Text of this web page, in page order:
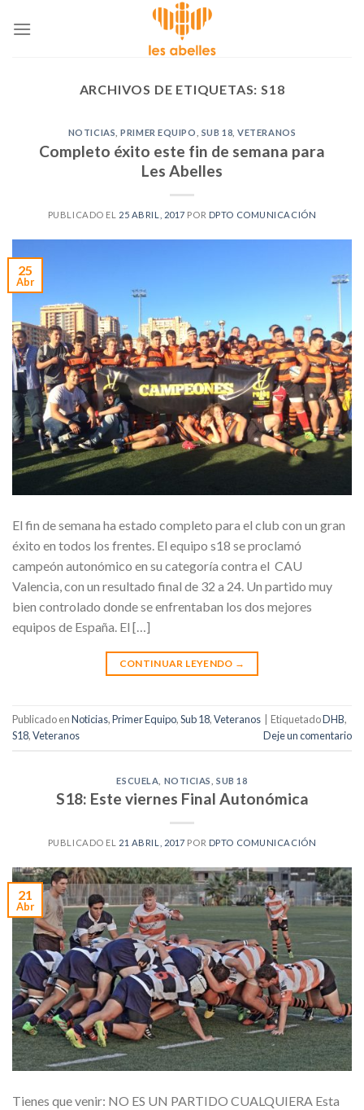
ARCHIVOS DE ETIQUETAS: S18
NOTICIAS ,PRIMER EQUIPO SUB 18 ,VETERANOS
Completo éxito este fin de semana para
Les Abelles
PUBLICADO EL 25 ABRIL, 2017 POR DPTO COMUNICACIÓN
25
Abr
El fin de semana ha estado completo para el club con un gran
éxito en todos los frentes. El equipo s18 se proclamó
campeón autonómico en su categoría contra el CAU
Valencia, con un resultado final de 32 a 24. Un partido muy
bien controlado donde se enfrentaban los dos mejores
equipos de España. El […]
CONTINUAR LEYENDO →
Publicado enNoticias,Primer Equipo,Sub 18,Veteranos EtiquetadoDHB,
S18,Veteranos Deje un comentario
ESCUELA NOTICIAS ,SUB 18
S18: Este viernes Final Autonómica
PUBLICADO EL 21 ABRIL, 2017 POR DPTO COMUNICACIÓN
21
Abr
Tienes que venir: NO ES UN PARTIDO CUALQUIERA Esta